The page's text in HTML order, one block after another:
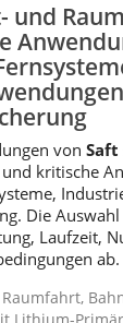
und
von Saft
kritische
Die
Laufzeit,
ab.